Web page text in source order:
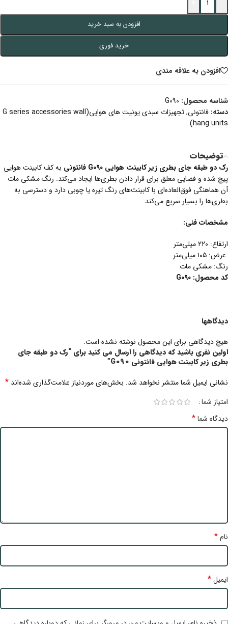
افزودن به سبد خرید
خرید فوری
افزودن به علاقه مندی
شناسه محصول: G090
دسته: فانتونی,
تجهیزات سبدی یونیت های هوایی(G series accessories wall
hang units)
توضیحات
رک دو طبقه جای بطری زیر کابینت هوایی G090 فانتونی
به کف کابینت هوایی
پیچ شده و فضایی معلق برای قرار دادن بطری‌ها ایجاد می‌کند. رنگ مشکی مات
آن هماهنگی فوق‌العاده‌ای با کابینت‌های رنگ تیره یا چوبی دارد و دسترسی به
بطری‌ها را بسیار سریع می‌کند.
مشخصات فنی:
ارتفاع: ۲۲۰ میلی‌متر
عرض: ۱۰۵ میلی‌متر
رنگ: مشکی مات
کد محصول:
G090
دیدگاهها
هیچ دیدگاهی برای این محصول نوشته نشده است.
اولین نفری باشید که دیدگاهی را ارسال می کنید برای “رک دو طبقه جای
بطری زیر کابینت هوایی فانتونی G090”
نشانی ایمیل شما منتشر نخواهد شد. بخش‌های موردنیاز علامت‌گذاری شده‌اند *
امتیاز شما
دیدگاه شما*
نام*
ایمیل*